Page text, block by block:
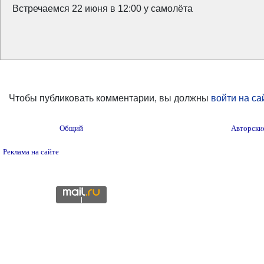
Встречаемся 22 июня в 12:00 у самолёта
Чтобы публиковать комментарии, вы должны войти на
Общий
Реклама на сайте